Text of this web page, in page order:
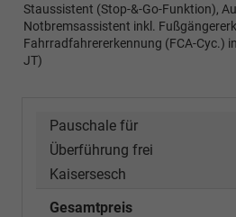
Staussistent (Stop-&-Go-Funktion),
Notbremsassistent inkl.
Fahrradfahrererkennung (FCA-Cyc.)
JT)
Pauschale für
Überführung frei
Kaisersesch
Gesamtpreis